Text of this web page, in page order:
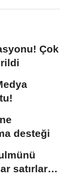
Çok
desteği
satırlara